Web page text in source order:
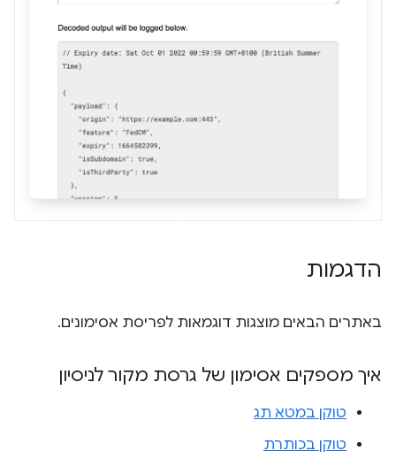
הדגמות
באתרים הבאים מוצגות דוגמאות לפריסת אסימונים.
איך מספקים אסימון של גרסת מקור לניסיון
טוקן במטא תג
טוקן בכותרת